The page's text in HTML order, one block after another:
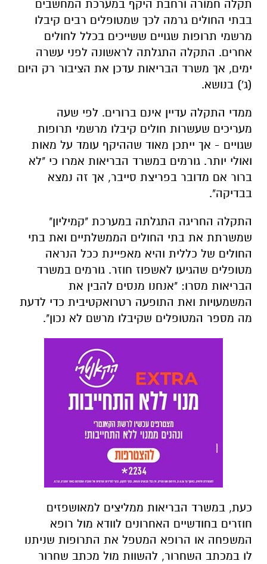
תקלה חמורה ורחבת היקף במערכת המחשבים
בבתי החולים גרמה לכך שמטופלים רבים קיבלו
מרשמי תרופות שגויים ששייכים בכלל לחולים
אחרים. התקלה התגלתה לראשונה לפני עשרה
ימים, אך משרד הבריאות עדכן את הציבור רק היום
(ג') בנושא.
ממדי התקלה עדיין אינם ברורים. לפי שעה
מעריכים שעשרות חולים קיבלו מרשמי תרופות
שגויים - אך ייתכן מאוד שההיקף עומד על מאות
ואולי יותר. גורמים במשרד הבריאות אמרו כי "לא
ברור אם מדובר בפריצת סייבר, אך זה נמצא
בבדיקה".
התקלה החריגה התגלתה במערכת "קמיליון"
שמשרתת את בתי החולים הממשלתיים ואת בתי
החולים של כללית והיא מאפיינת ככל הנראה
מטופלים שהגיעו לאשפוז חוזר. גורמים במשרד
הבריאות מסרו: "אנחנו מנסים להבין את
המשמעויות ואת התופעה רטרואקטיבית כדי לדעת
מה מספר המטופלים שקיבלו מרשם לא נכון".
כעת, במשרד הבריאות ממליצים למאושפזים
חוזרים בחודשיים האחרונים לוודא מול רופא
המשפחה או הרופא המטפל את התרופות שניתנו
לו במכתב השחרור, להשוות מול מכתב שחרור